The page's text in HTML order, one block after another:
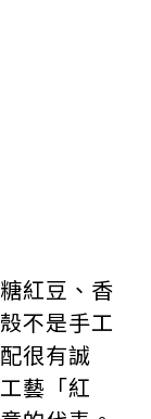
紅豆、香
不是手工
很有誠
藝「紅